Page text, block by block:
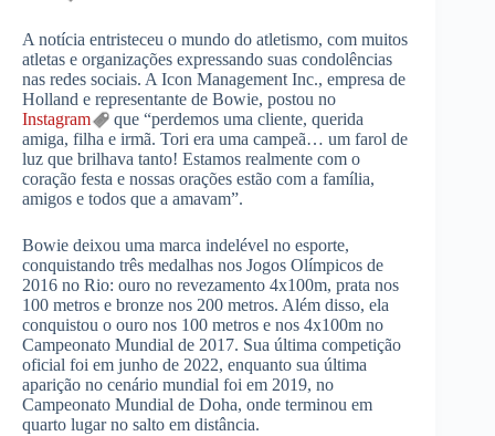
A notícia entristeceu o mundo do atletismo, com muitos
atletas e organizações expressando suas condolências
nas redes sociais. A Icon Management Inc., empresa de
Holland e representante de Bowie, postou no
Instagram
que “perdemos uma cliente, querida
amiga, filha e irmã. Tori era uma campeã… um farol de
luz que brilhava tanto! Estamos realmente com o
coração festa e nossas orações estão com a família,
amigos e todos que a amavam”.
Bowie deixou uma marca indelével no esporte,
conquistando três medalhas nos Jogos Olímpicos de
2016 no Rio: ouro no revezamento 4x100m, prata nos
100 metros e bronze nos 200 metros. Além disso, ela
conquistou o ouro nos 100 metros e nos 4x100m no
Campeonato Mundial de 2017. Sua última competição
oficial foi em junho de 2022, enquanto sua última
aparição no cenário mundial foi em 2019, no
Campeonato Mundial de Doha, onde terminou em
quarto lugar no salto em distância.